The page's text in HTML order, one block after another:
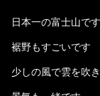
日本一の富士山です
裾野もすごいです
少しの風で雲を吹